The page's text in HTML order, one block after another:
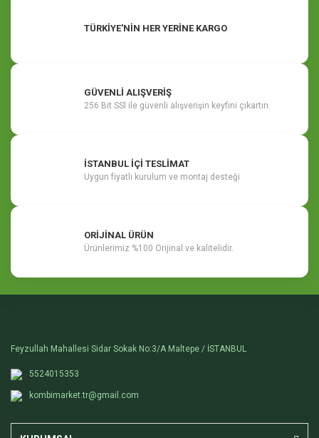
TÜRKİYE'NİN HER YERİNE KARGO
GÜVENLİ ALIŞVERİŞ
256 Bit SSl ile güvenli alışverişin keyfini çıkartın.
İSTANBUL İÇİ TESLİMAT
Uygun fiyatlı kurulum ve montaj desteği
ORİJİNAL ÜRÜN
Ürünlerimiz %100 Orijinal ve kalitelidir.
Feyzullah Mahallesi Sidar Sokak No:3/A Maltepe / İSTANBUL
5524015353
kombimarket.tr@gmail.com